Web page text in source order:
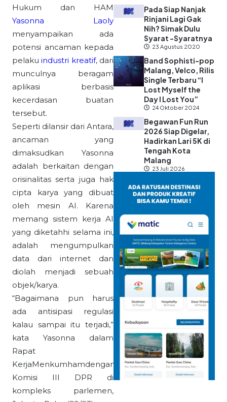
Hukum dan HAM
Yasonna Laoly
menyampaikan ada
potensi ancaman kepada
pelakuindustri kreatif, dari
munculnya beragam
aplikasi berbasis
kecerdasan buatan
tersebut.
Seperti dilansir dari Antara,
ancaman yang
dimaksudkan Yasonna
adalah berkaitan dengan
orisinalitas serta juga hak
cipta karya yang dibuat
oleh mesin AI. Karena
memang sistem kerja AI
yang diketahhi selama ini,
adalah mengumpulkan
data dari internet dan
diolah menjadi sebuah
objek/karya.
“Bagaimana pun harus
ada antisipasi regulasi
kalau sampai itu terjadi,”
kata Yasonna dalam
Rapat
KerjaMenkumhamdengan
Komisi III DPR di
kompleks parlemen,
Pada Siap Nanjak
Rinjani Lagi Gak
Nih? Simak Dulu
Syarat -Syaratnya
23 Agustus 2020
Band Sophisti-pop
Malang, Velco, Rilis
Single Terbaru “I
Lost Myself the
Day I Lost You”
24 Oktober 2024
Begawan Fun Run
2026 Siap Digelar,
Hadirkan Lari 5K di
Tengah Kota
Malang
23 Juli 2026